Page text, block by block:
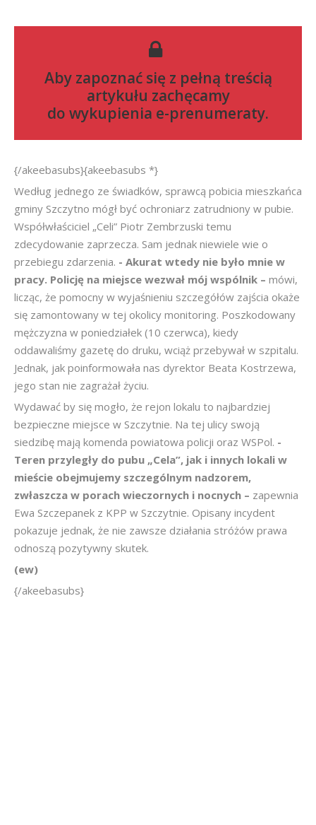
Aby zapoznać się z pełną treścią
artykułu zachęcamy
do wykupienia e-prenumeraty.
{/akeebasubs}{akeebasubs *}
Według jednego ze świadków, sprawcą pobicia mieszkańca
gminy Szczytno mógł być ochroniarz zatrudniony w pubie.
Współwłaściciel „Celi” Piotr Zembrzuski temu
zdecydowanie zaprzecza. Sam jednak niewiele wie o
przebiegu zdarzenia. - Akurat wtedy nie było mnie w
pracy. Policję na miejsce wezwał mój wspólnik – mówi,
licząc, że pomocny w wyjaśnieniu szczegółów zajścia okaże
się zamontowany w tej okolicy monitoring. Poszkodowany
mężczyzna w poniedziałek (10 czerwca), kiedy
oddawaliśmy gazetę do druku, wciąż przebywał w szpitalu.
Jednak, jak poinformowała nas dyrektor Beata Kostrzewa,
jego stan nie zagrażał życiu.
Wydawać by się mogło, że rejon lokalu to najbardziej
bezpieczne miejsce w Szczytnie. Na tej ulicy swoją
siedzibę mają komenda powiatowa policji oraz WSPol. -
Teren przyległy do pubu „Cela”, jak i innych lokali w
mieście obejmujemy szczególnym nadzorem,
zwłaszcza w porach wieczornych i nocnych – zapewnia
Ewa Szczepanek z KPP w Szczytnie. Opisany incydent
pokazuje jednak, że nie zawsze działania stróżów prawa
odnoszą pozytywny skutek.
(ew)
{/akeebasubs}